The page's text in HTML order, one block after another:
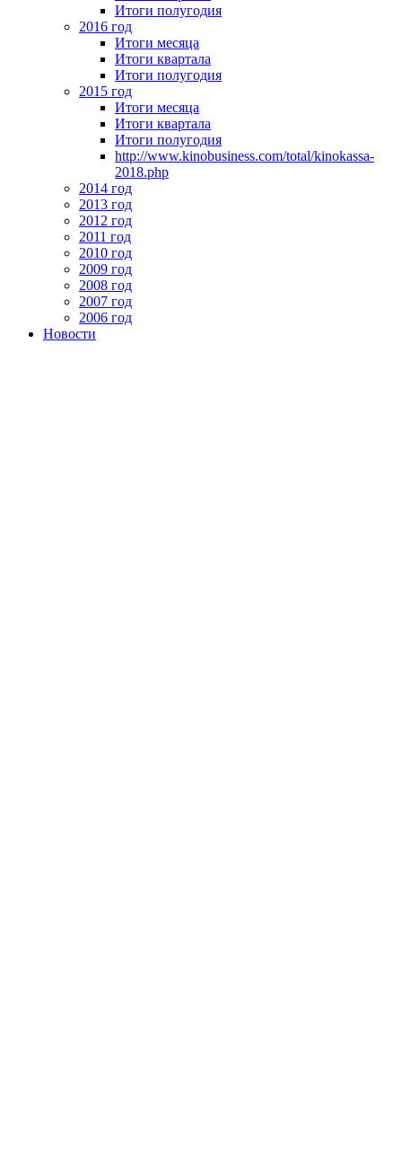
Итоги полугодия
2016 год
Итоги месяца
Итоги квартала
Итоги полугодия
2015 год
Итоги месяца
Итоги квартала
Итоги полугодия
http://www.kinobusiness.com/total/kinokassa-
2018.php
2014 год
2013 год
2012 год
2011 год
2010 год
2009 год
2008 год
2007 год
2006 год
Новости